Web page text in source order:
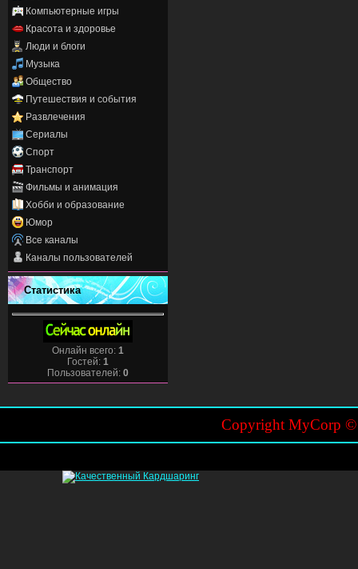
Компьютерные игры
Красота и здоровье
Люди и блоги
Музыка
Общество
Путешествия и события
Развлечения
Сериалы
Спорт
Транспорт
Фильмы и анимация
Хобби и образование
Юмор
Все каналы
Каналы пользователей
Статистика
Онлайн всего: 1
Гостей: 1
Пользователей: 0
Copyright MyCorp